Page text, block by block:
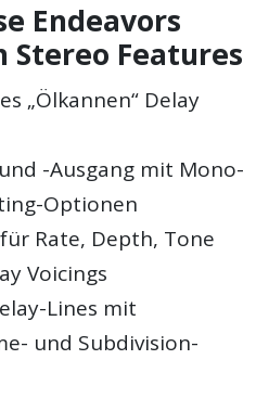
Endeavors
Stereo Features
„Ölkannen“ Delay
-Ausgang mit Mono-
Optionen
Rate, Depth, Tone
Voicings
Lines mit
und Subdivision-